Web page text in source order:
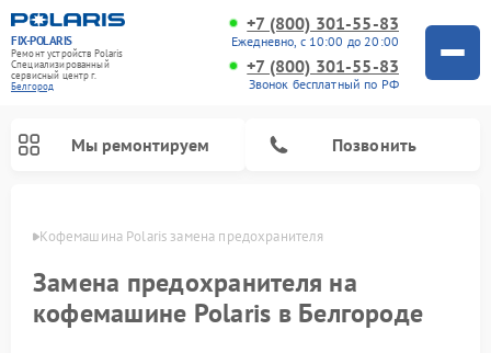
FIX-POLARIS
Ремонт устройств Polaris
Специализированный
cервисный центр г.
Белгород
+7 (800) 301-55-83
Ежедневно, с 10:00 до 20:00
+7 (800) 301-55-83
Звонок бесплатный по РФ
Мы ремонтируем Позвонить
Кофемашина Polaris замена предохранителя
Замена предохранителя на
кофемашине Polaris в Белгороде